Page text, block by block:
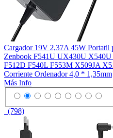
Cargador 19V 2,37A 45W
Zenbook F541U UX430U
F512D F540L F553M X509JA
Corriente Ordenador 4,0 * 1,35mm
Más Info
(798)